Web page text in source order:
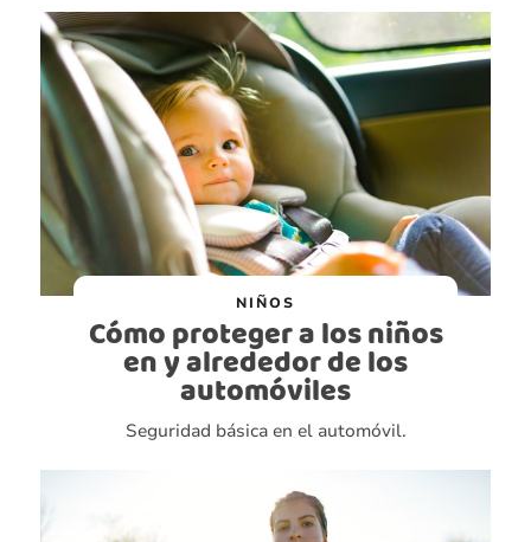
NIÑOS
Cómo proteger a los niños
en y alrededor de los
automóviles
Seguridad básica en el automóvil.